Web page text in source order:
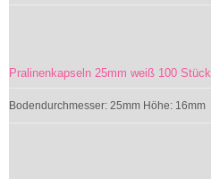
Pralinenkapseln 25mm weiß 100 Stück
Bodendurchmesser: 25mm Höhe: 16mm